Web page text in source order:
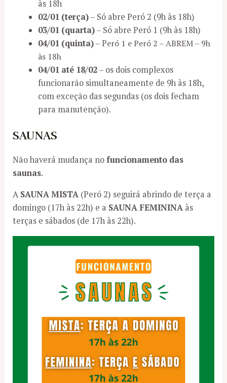
às 18h
02/01 (terça)– Só abre Peró 2 (9h às 18h)
03/01 (quarta)– Só abre Peró 1 (9h às 18h)
04/01 (quinta)– Peró 1 e Peró 2 – ABREM – 9h
às 18h
04/01 até 18/02– os dois complexos
funcionarão simultaneamente de 9h às 18h,
com exceção das segundas (os dois fecham
para manutenção).
SAUNAS
Não haverá mudança nofuncionamento das
saunas.
A SAUNA MISTA (Peró 2) seguirá abrindo de terça a
domingo (17h às 22h) e a SAUNA FEMININA às
terças e sábados (de 17h às 22h).